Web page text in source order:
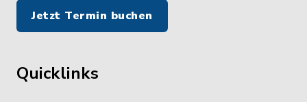
Jetzt Termin buchen
Quicklinks